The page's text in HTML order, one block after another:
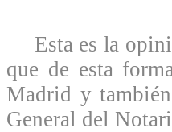
Esta es la
que de esta
Madrid y
General del